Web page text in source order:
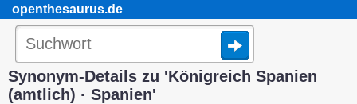
openthesaurus.de
Synonym-Details zu 'Königreich Spanien
(amtlich) · Spanien'